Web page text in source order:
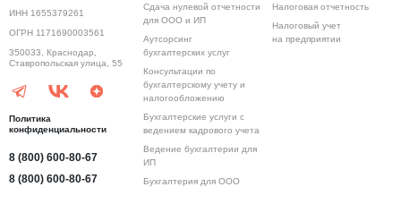
ИНН 1655379261
ОГРН 1171690003561
350033, Краснодар,
Ставропольская улица, 55
Политика
конфиденциальности
8 (800) 600-80-67
8 (800) 600-80-67
Сдача нулевой отчетности
для ООО и ИП
Аутсорсинг
бухгалтерских услуг
Консультации по
бухгалтерскому учету и
налогообложению
Бухгалтерские услуги с
ведением кадрового учета
Ведение бухгалтерии для
ИП
Бухгалтерия для ООО
Налоговая отчетность
Налоговый учет
на предприятии